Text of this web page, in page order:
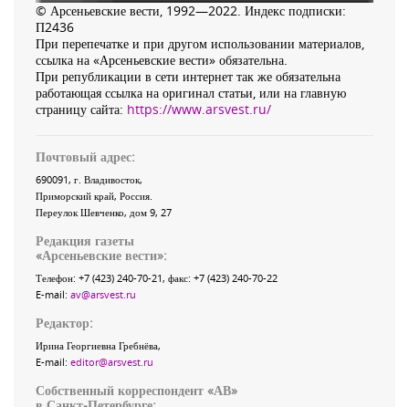
© Арсеньевские вести, 1992—2022. Индекс подписки:
П2436
При перепечатке и при другом использовании материалов,
ссылка на «Арсеньевские вести» обязательна.
При републикации в сети интернет так же обязательна
работающая ссылка на оригинал статьи, или на главную
страницу сайта: https://www.arsvest.ru/
Почтовый адрес:
690091, г. Владивосток,
Приморский край, Россия
Переулок Шевченко, дом 9, 27
Редакция газеты
«Арсеньевские вести»:
Телефон: +7 (423) 240-70-21, факс: +7 (423) 240-70-22
E-mail: av@arsvest.ru
Редактор:
Ирина Георгиевна Гребнёва,
E-mail: editor@arsvest.ru
Собственный корреспондент «АВ»